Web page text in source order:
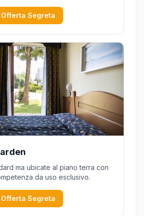
castello, fornite di aria
cassaforte,
minibar (ri...
Segreta
ma ubicate al piano terra con
da uso esclusivo.
Segreta